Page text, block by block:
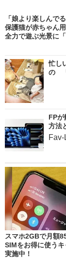
「娘より楽しんで
保護猫が赤ちゃん
全力で遊ぶ光景に
忙し
の
FP
方法
Fav-
スマホ2GBで月額
SIMをお得に使う
実施中！